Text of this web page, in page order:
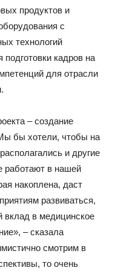
продуктов и
с
технологий
кадров на
для отрасли
– создание
бы хотели, чтобы на
и другие
работают в нашей
накоплена, даст
развиваться,
вклад в медицинское
– сказала
смотрим в
то очень